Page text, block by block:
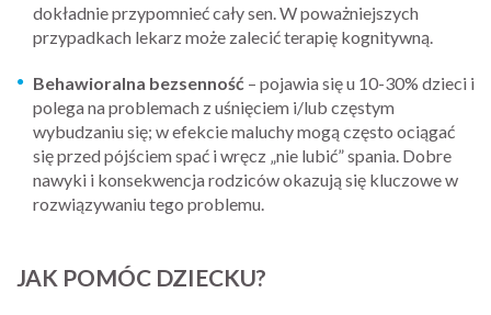
dokładnie przypomnieć cały sen. W poważniejszych
przypadkach lekarz może zalecić terapię kognitywną.
Behawioralna bezsenność – pojawia się u 10-30% dzieci i
polega na problemach z uśnięciem i/lub częstym
wybudzaniu się; w efekcie maluchy mogą często ociągać
się przed pójściem spać i wręcz „nie lubić” spania. Dobre
nawyki i konsekwencja rodziców okazują się kluczowe w
rozwiązywaniu tego problemu.
JAK POMÓC DZIECKU?